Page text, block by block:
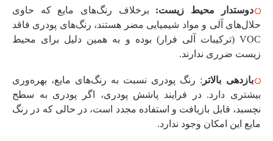
دوستدار محیط زیست: برخلاف رنگ‌های مایع که حاوی
حلال‌های آلی و مواد شیمیایی مضر هستند، رنگ‌های پودری فاقد
VOC (ترکیبات آلی فرار) بوده و به همین دلیل برای محیط
زیست ضرری ندارند.
بازدهی بالاتر : رنگ پودری نسبت به رنگ‌های مایع، بهره‌وری
بیشتری دارد. در فرایند پاشش پودری، اگر پودری به سطح
نچسبد، قابل بازیافت و استفاده مجدد است، در حالی که در رنگ
مایع این امکان وجود ندارد.